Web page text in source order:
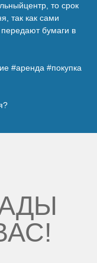
то срок
так как сами
бумаги в
#аренда #покупка